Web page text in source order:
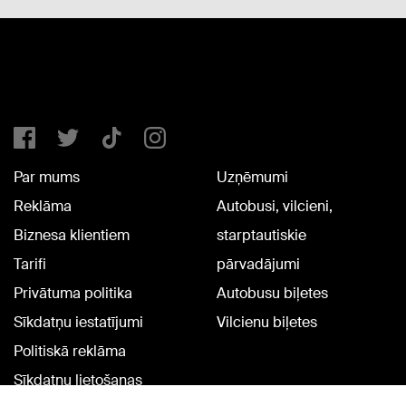
Par mums
Reklāma
Biznesa klientiem
Tarifi
Privātuma politika
Sīkdatņu iestatījumi
Politiskā reklāma
Sīkdatņu lietošanas
Uzņēmumi
Autobusi, vilcieni,
starptautiskie
pārvadājumi
Autobusu biļetes
Vilcienu biļetes